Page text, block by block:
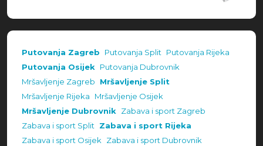
Putovanja Zagreb Putovanja Split Putovanja Rijeka
Putovanja Osijek Putovanja Dubrovnik
Mršavljenje Zagreb
Mršavljenje Split
Mršavljenje Rijeka
Mršavljenje Osijek
Mršavljenje Dubrovnik Zabava i sport Zagreb
Zabava i sport Split Zabava i sport Rijeka
Zabava i sport Osijek Zabava i sport Dubrovnik